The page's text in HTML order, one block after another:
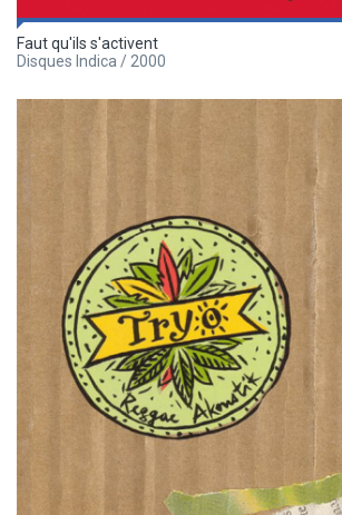
Faut qu'ils s'activent
Disques Indica / 2000